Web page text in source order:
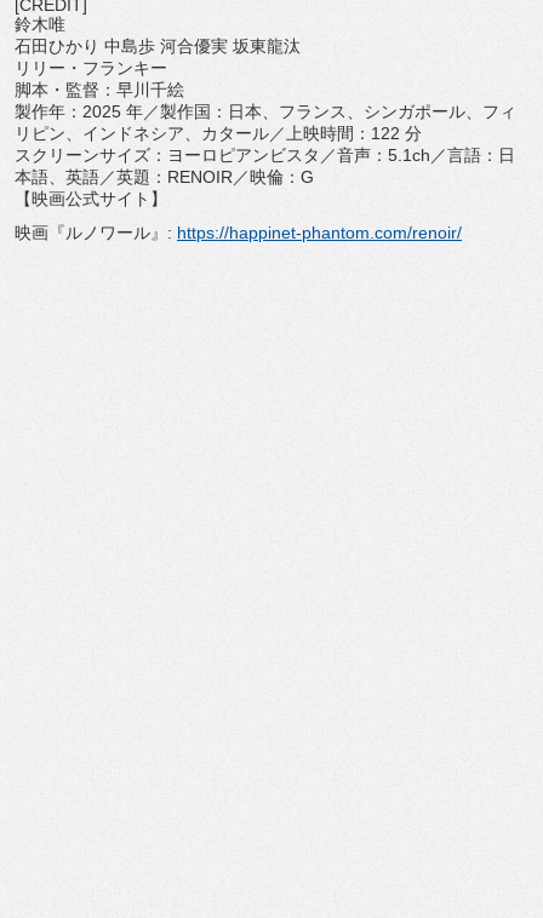
[CREDIT]
鈴木唯
石田ひかり 中島歩 河合優実 坂東龍汰
リリー・フランキー
脚本・監督：早川千絵
製作年：2025 年／製作国：日本、フランス、シンガポール、フィ
リピン、 インドネシア、カタール／上映時間：122 分
スクリーンサイズ：ヨーロピアンビスタ／音声：5.1ch／言語：日
本語、英語／英題：RENOIR／映倫：G
【映画公式サイト】
映画『ルノワール』: https://happinet-phantom.com/renoir/